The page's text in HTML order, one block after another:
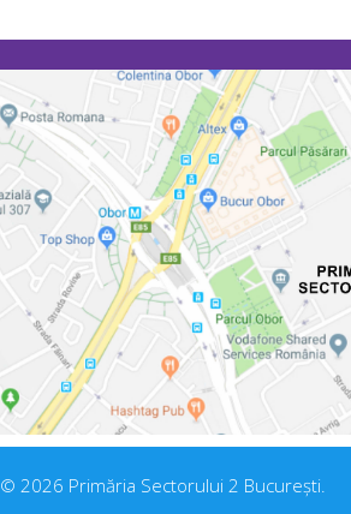
© 2026 Primăria Sectorului 2 București.